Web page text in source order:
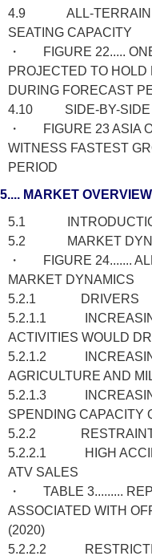
4.9 ALL-TERRAIN
SEATING CAPACITY
・ FIGURE 22.....
PROJECTED TO
DURING FORECAST
4.10 SIDE-BY-SIDE
・ FIGURE 23 ASIA
WITNESS FASTEST
PERIOD
5.... MARKET OVERVIEW
5.1
5.2 MARKET
・ FIGURE 24.......
MARKET DYNAMICS
5.2.1 DRIVERS
5.2.1.1 INCREASING
ACTIVITIES WOULD
5.2.1.2 INCREASING
AGRICULTURE AND
5.2.1.3 INCREASING
SPENDING CAPACITY
5.2.2
5.2.2.1 HIGH
ATV SALES
・ TABLE 3.........
ASSOCIATED WITH
(2020)
5.2.2.2